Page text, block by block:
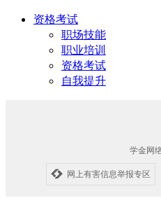
资格考试
职场技能
职业培训
资格考试
自我提升
学金网
网上有害信息举报专区